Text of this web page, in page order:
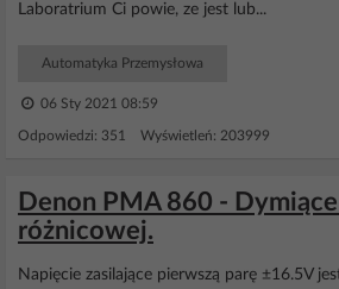
Laboratrium Ci powie, ze jest lub...
Automatyka Przemysłowa
06 Sty 2021 08:59
Odpowiedzi: 351 Wyświetleń: 203999
Denon PMA 860 -
różnicowej.
Napięcie zasilające pierwszą parę ±16.5V